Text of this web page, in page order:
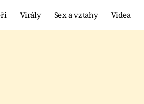
Virály Sex a vztahy Videa